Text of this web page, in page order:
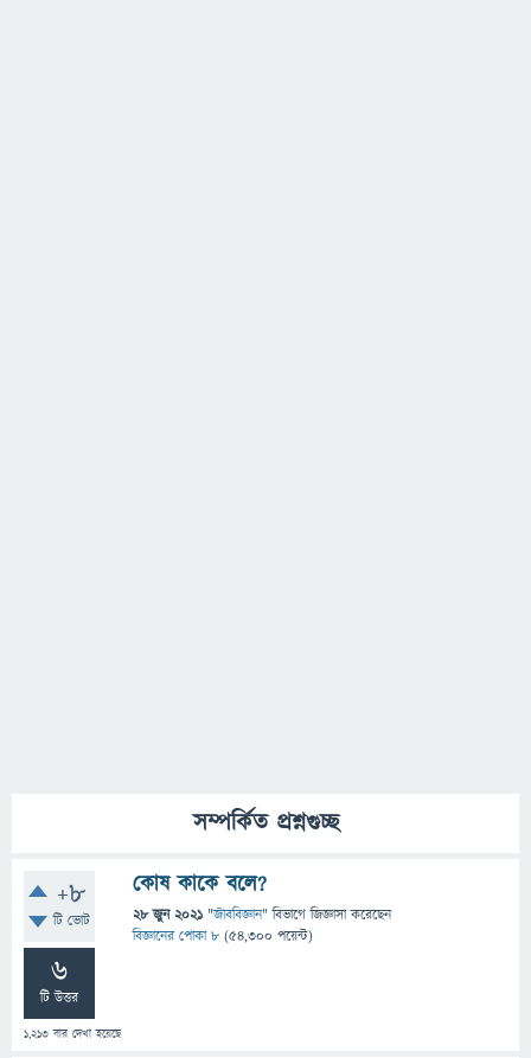
সম্পর্কিত প্রশ্নগুচ্ছ
+8
টি ভোট
6
টি উত্তর
1,213 বার দেখা হয়েছে
কোষ কাকে বলে?
28 জুন 2021 "জীববিজ্ঞান" বিভাগে জিজ্ঞাসাকরেছেন
বিজ্ঞানের পোকা ৮ (54,300 পয়েন্ট)